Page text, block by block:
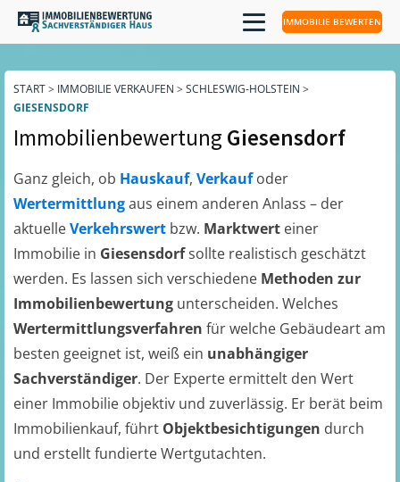
IMMOBILIE BEWERTEN
START> IMMOBILIE VERKAUFEN > SCHLESWIG-HOLSTEIN >
GIESENSDORF
ImmobilienbewertungGiesensdorf
Ganz gleich, ob Hauskauf, Verkaufoder
Wertermittlungaus einem anderen Anlass – der
aktuelleVerkehrswert bzw. Marktwert einer
Immobilie in Giesensdorfsollte realistisch geschätzt
werden. Es lassen sich verschiedene Methoden zur
Immobilienbewertung unterscheiden. Welches
Wertermittlungsverfahren für welche Gebäudeart am
besten geeignet ist, weiß ein unabhängiger
Sachverständiger. Der Experte ermittelt den Wert
einer Immobilie objektiv und zuverlässig. Er berät beim
Immobilienkauf, führt Objektbesichtigungen durch
und erstellt fundierte Wertgutachten.